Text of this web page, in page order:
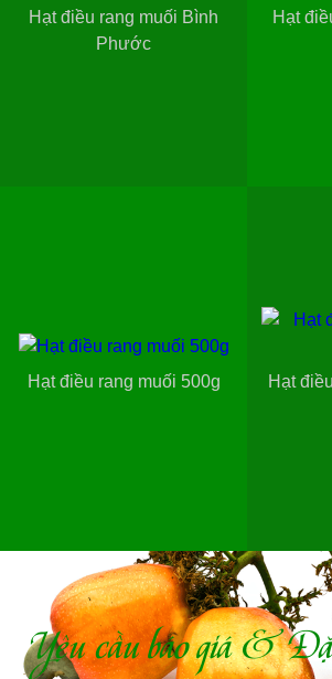
Hạt điều rang muối Bình
Phước
Hạt
Hạt điều rang muối 500g
Hạt
Yêu cầu báo giá &